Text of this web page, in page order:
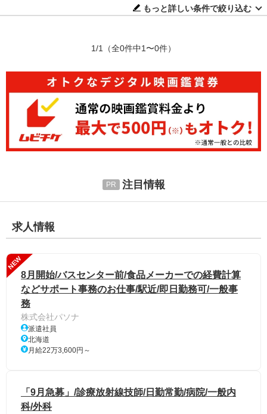
もっと詳しい条件で絞り込む
1/1 （全0件中1〜0件）
注目情報
求人情報
NEW
8月開始/バスセンター前/食品メーカーでの経費計算
などサポート事務のお仕事/駅近/即日勤務可/一般事
務
株式会社パソナ
派遣社員
北海道
月給22万3,600円～
「9月急募」/診療放射線技師/日勤常勤/病院/一般内
科/外科